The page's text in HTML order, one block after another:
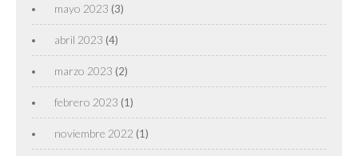
mayo 2023 (3)
abril 2023 (4)
marzo 2023 (2)
febrero 2023 (1)
noviembre 2022 (1)